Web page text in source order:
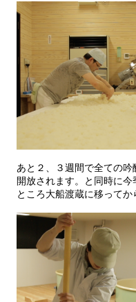
あと２、３週間で全ての
開放されます。と同時に
ところ大船渡蔵に移ってか